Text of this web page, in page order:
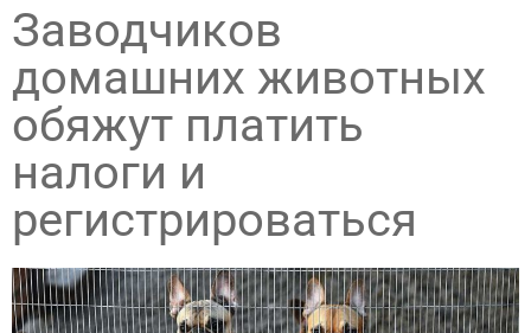
Заводчиков
домашних животных
обяжут платить
налоги и
регистрироваться